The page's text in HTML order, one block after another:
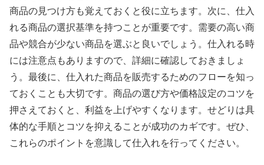
商品の見つけ方も覚えておくと役に立ちます。次に、仕入
れる商品の選択基準を持つことが重要です。需要の高い商
品や競合が少ない商品を選ぶと良いでしょう。仕入れる時
には注意点もありますので、詳細に確認しておきましょ
う。最後に、仕入れた商品を販売するためのフローを知っ
ておくことも大切です。商品の選び方や価格設定のコツを
押さえておくと、利益を上げやすくなります。せどりは具
体的な手順とコツを抑えることが成功のカギです。ぜひ、
これらのポイントを意識して仕入れを行ってください。